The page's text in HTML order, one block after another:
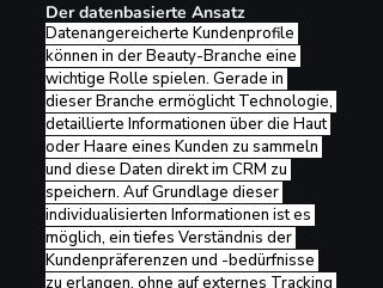
Der datenbasierte Ansatz
Datenangereicherte Kundenprofile
können in der Beauty-Branche eine
wichtige Rolle spielen. Gerade in
dieser Branche ermöglicht Technologie,
detaillierte Informationen über die Haut
oder Haare eines Kunden zu sammeln
und diese Daten direkt im CRM zu
speichern. Auf Grundlage dieser
individualisierten Informationen ist es
möglich, ein tiefes Verständnis der
Kundenpräferenzen und -bedürfnisse
zu erlangen, ohne auf externes Tracking